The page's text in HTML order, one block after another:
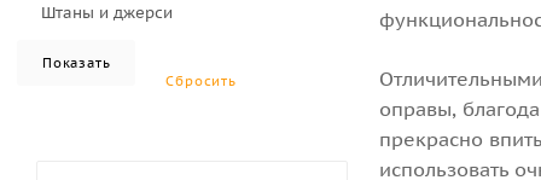
оправы,
прекрасно
использовать
Штаны и джерси